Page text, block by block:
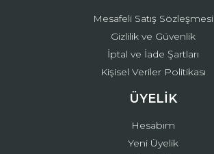
Mesafeli Satış Sözleşmesi
Gizlilik ve Güvenlik
İptal ve İade Şartları
Kişisel Veriler Politikası
ÜYELİK
Hesabım
Yeni Üyelik